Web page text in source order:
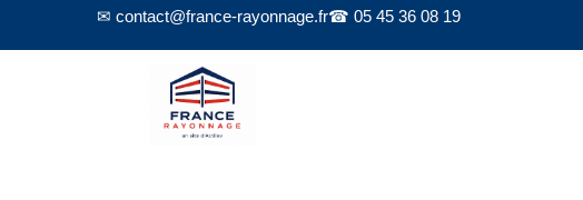
✉ contact@france-rayonnage.fr☎ 05 45 36 08 19